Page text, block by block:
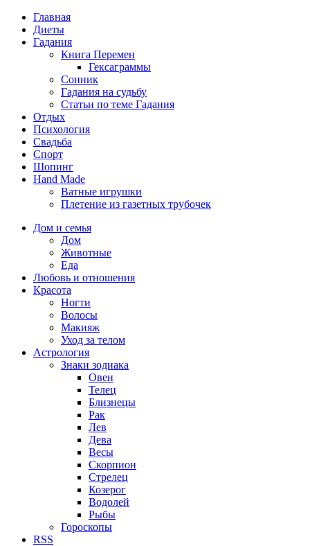
Главная
Диеты
Гадания
Книга Перемен
Гексаграммы
Сонник
Гадания на судьбу
Статьи по теме Гадания
Отдых
Психология
Свадьба
Спорт
Шопинг
Hand Made
Ватные игрушки
Плетение из газетных трубочек
Дом и семья
Дом
Животные
Еда
Любовь и отношения
Красота
Ногти
Волосы
Макияж
Уход за телом
Астрология
Знаки зодиака
Овен
Телец
Близнецы
Рак
Лев
Дева
Весы
Скорпион
Стрелец
Козерог
Водолей
Рыбы
Гороскопы
RSS